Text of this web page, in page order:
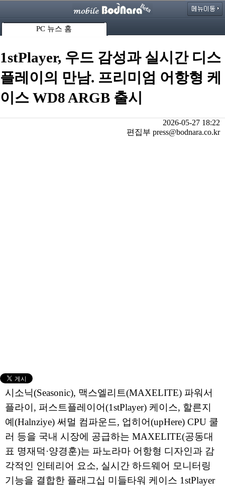
PC 뉴스 홈
1stPlayer, 우드 감성과 실시간 디스
플레이의 만남. 프리미엄 어항형 케
이스 WD8 ARGB 출시
2026-05-27 18:22
편집부 press@bodnara.co.kr
시소닉(Seasonic), 맥스엘리트(MAXELITE) 파워서
플라이, 퍼스트플레이어(1stPlayer) 케이스, 할른지
예(Halnziye) 써멀 컴파운드, 업히어(upHere) CPU 쿨
러 등을 국내 시장에 공급하는 MAXELITE(공동대
표 명재덕·양경훈)는 파노라마 어항형 디자인과 감
각적인 인테리어 요소, 실시간 하드웨어 모니터링
기능을 결합한 플래그십 미들타워 케이스 1stPlayer